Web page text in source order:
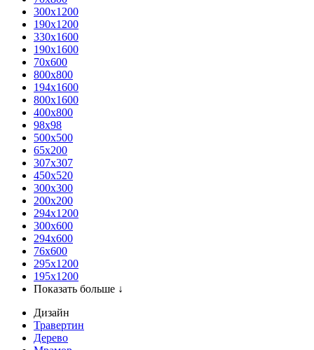
300x1200
190x1200
330x1600
190x1600
70x600
800x800
194x1600
800x1600
400х800
98x98
500x500
65x200
307x307
450x520
300x300
200x200
294x1200
300x600
294x600
76х600
295х1200
195х1200
Показать больше ↓
Дизайн
Травертин
Дерево